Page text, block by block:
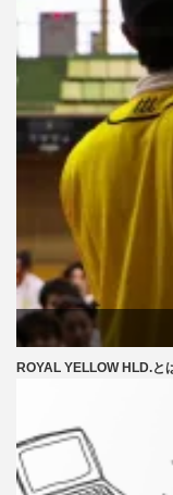
ROYAL YELLOW HLD.と